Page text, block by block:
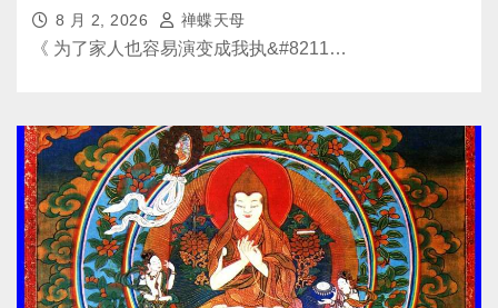
8 月 2, 2026 禅蝶天母
《 为了家人也容易演变成我执&#8211…